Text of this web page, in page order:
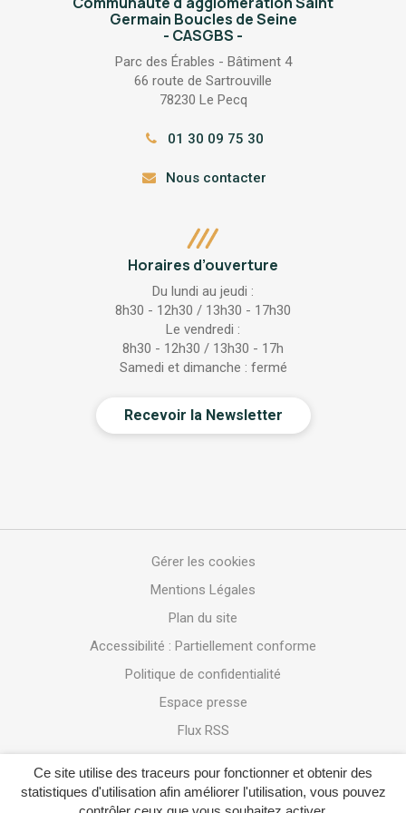
Ce site utilise des traceurs pour fonctionner et obtenir des
statistiques d'utilisation afin améliorer l'utilisation, vous pouvez
Germain Boucles de Seine
- CASGBS -
Parc des Érables - Bâtiment 4
66 route de Sartrouville
78230 Le Pecq
01 30 09 75 30
Nous contacter
Horaires d’ouverture
Du lundi au jeudi :
8h30 - 12h30 / 13h30 - 17h30
Le vendredi :
8h30 - 12h30 / 13h30 - 17h
Samedi et dimanche : fermé
Recevoir la Newsletter
Gérer les cookies
Mentions Légales
Plan du site
Accessibilité : Partiellement conforme
Politique de confidentialité
Espace presse
Flux RSS